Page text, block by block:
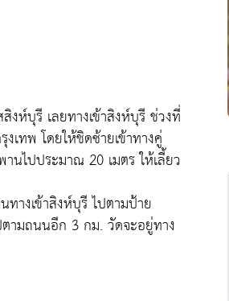
งห์บุรี เลยทางเข้าสิงห์บุรี ช่วงที่
เทพ โดยให้ชิดซ้ายเข้าทางคู่
นไปประมาณ 20 เมตร ให้เลี้ยว
างเข้าสิงห์บุรี ไปตามป้าย
ามถนนอีก 3 กม. วัดจะอยู่ทาง